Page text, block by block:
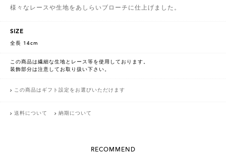
様々なレースや生地をあしらいブローチに仕上げました。
SIZE
全長 14cm
この商品は繊細な生地とレース等を使用しております。
装飾部分は注意してお取り扱い下さい。
この商品はギフト設定をお選びいただけます
送料について 納期について
RECOMMEND